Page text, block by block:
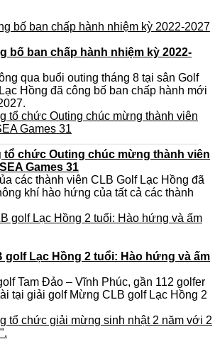
bố ban chấp hành nhiệm kỳ 2022-
qua buổi outing tháng 8 tại sân Golf
Hồng đã công bố ban chấp hành mới
tổ chức Outing chúc mừng thành viên
Games 31
các thành viên CLB Golf Lạc Hồng đã
khí hào hứng của tất cả các thành
golf Lạc Hồng 2 tuổi: Hào hứng và ấm
Tam Đảo – Vĩnh Phúc, gần 112 golfer
tại giải golf Mừng CLB golf Lạc Hồng 2